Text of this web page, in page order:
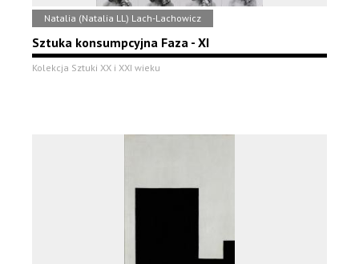
Natalia (Natalia LL) Lach-Lachowicz
Sztuka konsumpcyjna Faza - XI
Kolekcja Sztuki XX i XXI wieku